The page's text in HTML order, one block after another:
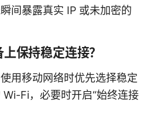
间暴露真实 IP 或未加密的
保持稳定连接？
用移动网络时优先选择稳定
Fi，必要时开启“始终连接